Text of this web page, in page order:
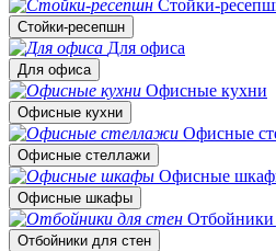
Стойки-
Стойки-ресепшн
Для офиса
Для офиса
Офисные кухни
Офисные кухни
Офисные
Офисные стеллажи
Офисные
Офисные шкафы
Отбойники
Отбойники для стен